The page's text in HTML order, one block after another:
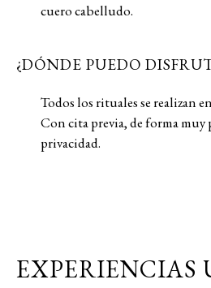
cuero cabelludo.
¿DÓNDE PUEDO
Todoslosritualesserealizanen
Concitaprevia,deformamuy
privacidad.
EXPERIENCIAS